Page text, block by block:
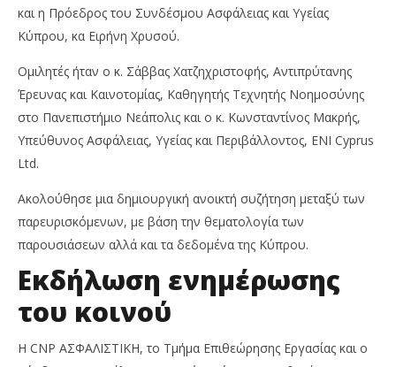
και η Πρόεδρος του Συνδέσμου Ασφάλειας και Υγείας
Κύπρου, κα Ειρήνη Χρυσού.
Ομιλητές ήταν ο κ. Σάββας Χατζηχριστοφής, Αντιπρύτανης
Έρευνας και Καινοτομίας, Καθηγητής Τεχνητής Νοημοσύνης
στο Πανεπιστήμιο Νεάπολις και ο κ. Κωνσταντίνος Μακρής,
Υπεύθυνος Ασφάλειας, Υγείας και Περιβάλλοντος, ΕΝΙ Cyprus
Ltd.
Ακολούθησε μια δημιουργική ανοικτή συζήτηση μεταξύ των
παρευρισκόμενων, με βάση την θεματολογία των
παρουσιάσεων αλλά και τα δεδομένα της Κύπρου.
Εκδήλωση ενημέρωσης
του κοινού
H CNP ΑΣΦΑΛΙΣΤΙΚΗ, το Τμήμα Επιθεώρησης Εργασίας και ο